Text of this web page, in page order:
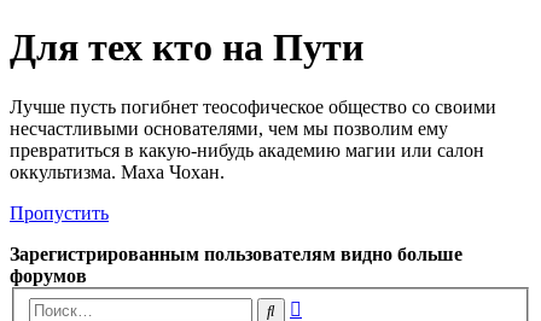
Для тех кто на Пути
Лучше пусть погибнет теософическое общество со своими
несчастливыми основателями, чем мы позволим ему
превратиться в какую-нибудь академию магии или салон
оккультизма. Маха Чохан.
Пропустить
Зарегистрированным пользователям видно больше
форумов
Поиск